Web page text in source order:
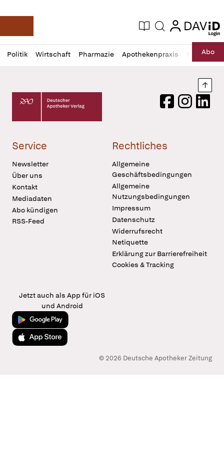
Deutsche Apotheker Zeitung
Aktuelle Ausgabe
Suche login
login
Politik Wirtschaft Pharmazie Apothekenpraxis RechtAbo
Profil
öffnen
Daz
Pur
Deutscher Apotheker Verlag Logo
FacebookInstagram
Service
Newsletter
Über uns
Kontakt
Mediadaten
Abo kündigen
RSS-Feed
Rechtliches
Allgemeine
Geschäftsbedingungen
Allgemeine
Nutzungsbedingungen
Impressum
Datenschutz
Widerrufsrecht
Netiquette
Erklärung zur Barrierefreiheit
Cookies & Tracking
Jetzt auch als App für iOS
und Android
Jetzt bei Google Play
Laden im App Store
© 2026 Deutsche Apotheker Zeitung